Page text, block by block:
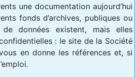
une documentation aujourd’hui
fonds d’archives, publiques ou
données existent, mais elles
: le site de la Société
en donne les références et, si